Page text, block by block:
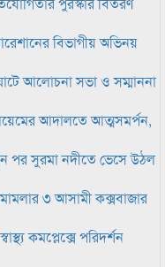
বিভাগীয় অভিনয়
আলোচনা সভা ও সম্মাননা
আদালতে আত্মসমর্পন,
পর সুরমা নদীতে ভেসে উঠল
মামলার ৩ আসামী কক্সবাজার
কমপ্লেক্সে পরিদর্শন